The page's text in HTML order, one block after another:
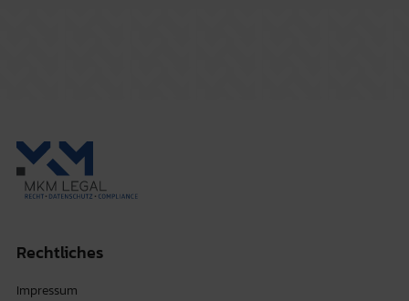
Rechtliches
Impressum